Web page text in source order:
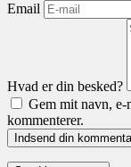
Email
Hvad er din besked?
Gem mit navn,
kommenterer.
Indsend din